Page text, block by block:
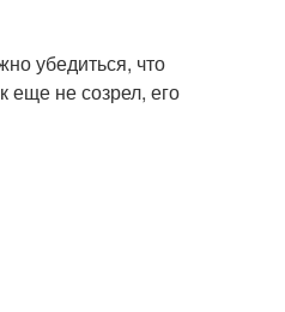
убедиться, что
еще не созрел, его